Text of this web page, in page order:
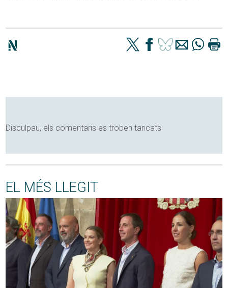
Disculpau, els comentaris es troben tancats
EL MÉS LLEGIT